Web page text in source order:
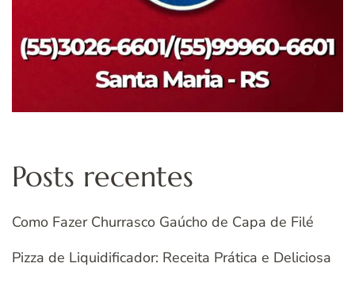
Posts recentes
Como Fazer Churrasco Gaúcho de Capa de Filé
Pizza de Liquidificador: Receita Prática e Deliciosa